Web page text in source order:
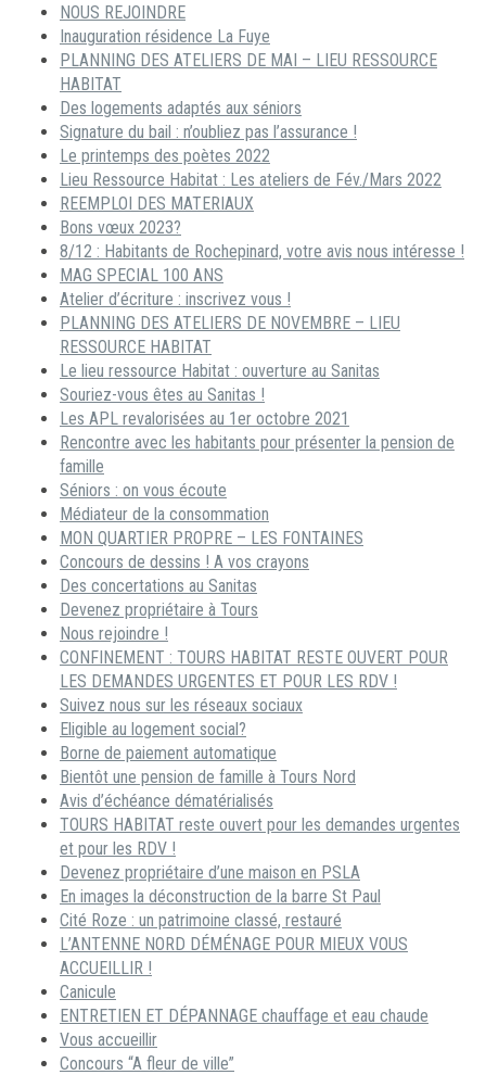
NOUS REJOINDRE
Inauguration résidence La Fuye
PLANNING DES ATELIERS DE MAI – LIEU RESSOURCE
HABITAT
Des logements adaptés aux séniors
Signature du bail : n’oubliez pas l’assurance !
Le printemps des poètes 2022
Lieu Ressource Habitat : Les ateliers de Fév./Mars 2022
REEMPLOI DES MATERIAUX
Bons vœux 2023?
8/12 : Habitants de Rochepinard, votre avis nous intéresse !
MAG SPECIAL 100 ANS
Atelier d’écriture : inscrivez vous !
PLANNING DES ATELIERS DE NOVEMBRE – LIEU
RESSOURCE HABITAT
Le lieu ressource Habitat : ouverture au Sanitas
Souriez-vous êtes au Sanitas !
Les APL revalorisées au 1er octobre 2021
Rencontre avec les habitants pour présenter la pension de
famille
Séniors : on vous écoute
Médiateur de la consommation
MON QUARTIER PROPRE – LES FONTAINES
Concours de dessins ! A vos crayons
Des concertations au Sanitas
Devenez propriétaire à Tours
Nous rejoindre !
CONFINEMENT : TOURS HABITAT RESTE OUVERT POUR
LES DEMANDES URGENTES ET POUR LES RDV !
Suivez nous sur les réseaux sociaux
Eligible au logement social?
Borne de paiement automatique
Bientôt une pension de famille à Tours Nord
Avis d’échéance dématérialisés
TOURS HABITAT reste ouvert pour les demandes urgentes
et pour les RDV !
Devenez propriétaire d’une maison en PSLA
En images la déconstruction de la barre St Paul
Cité Roze : un patrimoine classé, restauré
L’ANTENNE NORD DÉMÉNAGE POUR MIEUX VOUS
ACCUEILLIR !
Canicule
ENTRETIEN ET DÉPANNAGE chauffage et eau chaude
Vous accueillir
Concours “A fleur de ville”